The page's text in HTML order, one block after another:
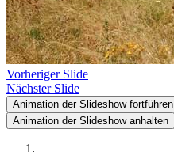
Vorheriger Slide
Nächster Slide
Animation der Slideshow fortführen
Animation der Slideshow anhalten